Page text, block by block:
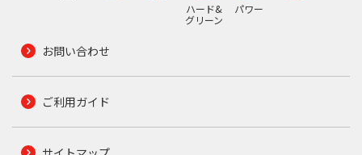
ハード&
グリーン
パワー
お問い合わせ
ご利用ガイド